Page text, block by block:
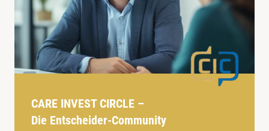
CARE INVEST CIRCLE –
Die Entscheider-Community